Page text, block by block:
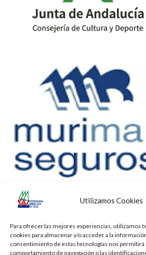
Utilizamos Cookies
Para ofrecer las mejores experiencias, utilizamos
cookies para almacenar y/o acceder a la
consentimiento de estas tecnologías nos permitirá
comportamiento de navegación o las